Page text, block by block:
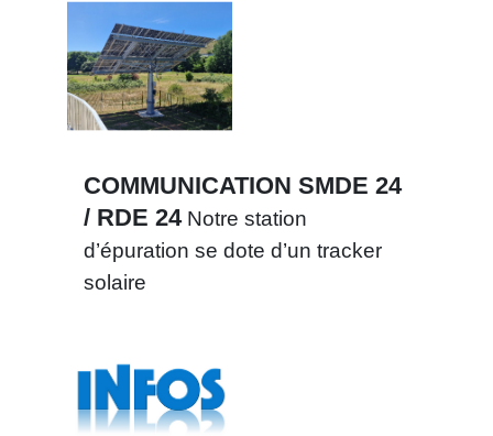
COMMUNICATION SMDE 24
/ RDE 24 Notre station
d’épuration se dote d’un tracker
solaire